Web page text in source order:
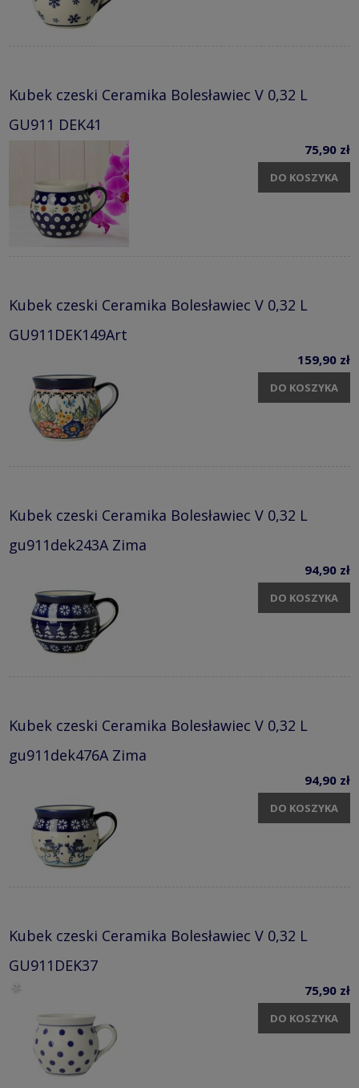
Kubek czeski Ceramika Bolesławiec V 0,32 L
GU911 DEK41
75,90 zł
DO KOSZYKA
Kubek czeski Ceramika Bolesławiec V 0,32 L
GU911DEK149Art
159,90 zł
DO KOSZYKA
Kubek czeski Ceramika Bolesławiec V 0,32 L
gu911dek243A Zima
94,90 zł
DO KOSZYKA
Kubek czeski Ceramika Bolesławiec V 0,32 L
gu911dek476A Zima
94,90 zł
DO KOSZYKA
Kubek czeski Ceramika Bolesławiec V 0,32 L
GU911DEK37
75,90 zł
DO KOSZYKA